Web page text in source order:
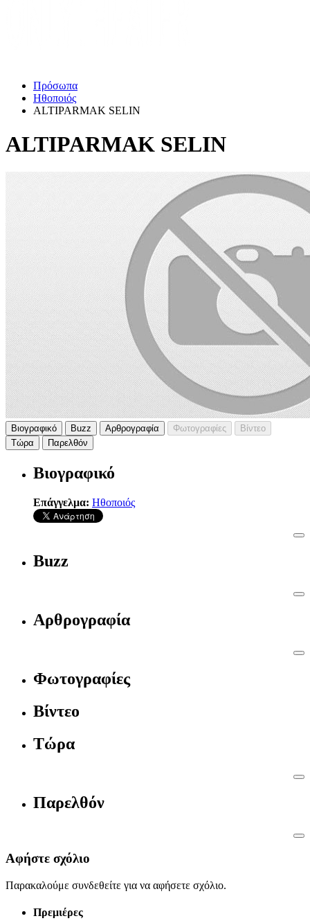
Πρόσωπα
Ηθοποιός
ALTIPARMAK SELIN
ALTIPARMAK SELIN
Βιογραφικό Buzz Αρθρογραφία Φωτογραφίες
Βίντεο
Τώρα
Παρελθόν
Βιογραφικό
Επάγγελμα: Ηθοποιός
Buzz
Αρθρογραφία
Φωτογραφίες
Βίντεο
Τώρα
Παρελθόν
Αφήστε σχόλιο
Παρακαλούμε συνδεθείτε για να αφήσετε σχόλιο.
Πρεμιέρες